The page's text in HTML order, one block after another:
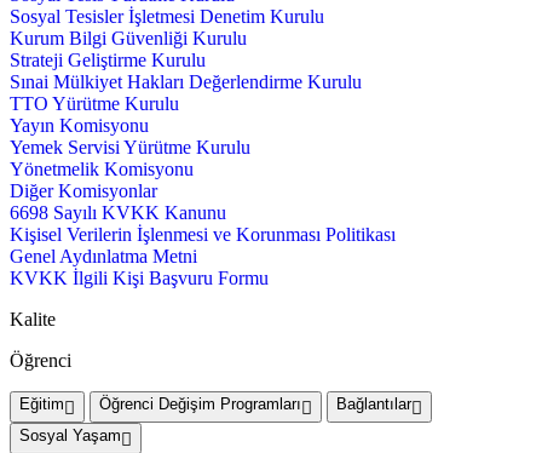
Sosyal Tesisler İşletmesi Denetim Kurulu
Kurum Bilgi Güvenliği Kurulu
Strateji Geliştirme Kurulu
Sınai Mülkiyet Hakları Değerlendirme Kurulu
TTO Yürütme Kurulu
Yayın Komisyonu
Yemek Servisi Yürütme Kurulu
Yönetmelik Komisyonu
Diğer Komisyonlar
6698 Sayılı KVKK Kanunu
Kişisel Verilerin İşlenmesi ve Korunması Politikası
Genel Aydınlatma Metni
KVKK İlgili Kişi Başvuru Formu
Kalite
Öğrenci
Eğitim Öğrenci Değişim Programları
Bağlantılar
Sosyal Yaşam